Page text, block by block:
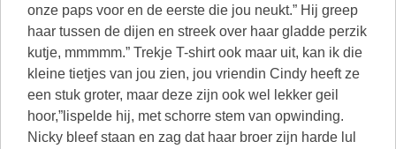
onze paps voor en de eerste die jou neukt.” Hij greep
haar tussen de dijen en streek over haar gladde perzik
kutje, mmmmm.” Trekje T-shirt ook maar uit, kan ik die
kleine tietjes van jou zien, jou vriendin Cindy heeft ze
een stuk groter, maar deze zijn ook wel lekker geil
hoor,”lispelde hij, met schorre stem van opwinding.
Nicky bleef staan en zag dat haar broer zijn harde lul